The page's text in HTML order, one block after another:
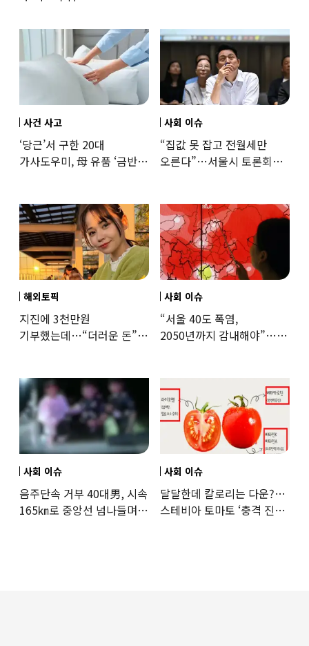
사건 사고
‘당근’서 구한 20대
가사도우미, 母 유품 ‘금반지
사회 이슈
“집값 못 잡고 전월세만
오른다”…서울시 토론회서
해외토픽
지진에 3천만원
기부했는데…“더러운 돈”
사회 이슈
“서울 40도 폭염,
2050년까지 감내해야”…
사회 이슈
음주단속 거부 40대男, 시속
165㎞로 중앙선 넘나들며
사회 이슈
달달한데 칼로리는 다운?…
스테비아 토마토 ‘충격 진실’